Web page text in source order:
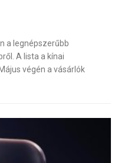
a legnépszerűbb
A lista a kínai
végén a vásárlók